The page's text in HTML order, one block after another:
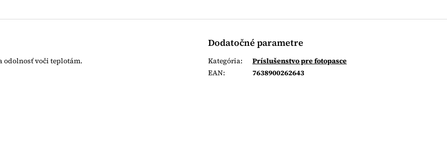
odolnosť voči teplotám.
Dodatočné parametre
Kategória:
Príslušenstvo pre fotopasce
EAN: 7638900262643